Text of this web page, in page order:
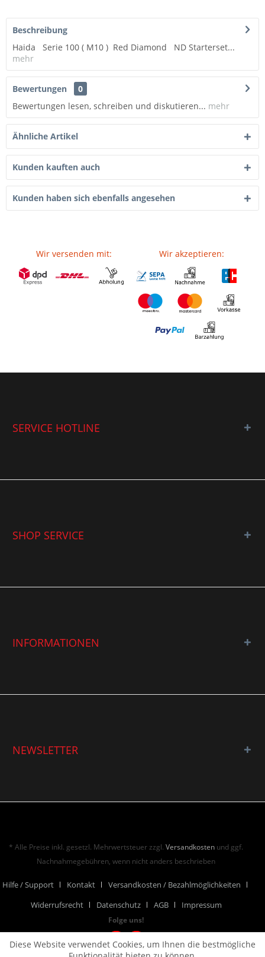
Beschreibung
Haida Serie 100 ( M10 ) Red Diamond ND Starterset...
mehr
Bewertungen
0
Bewertungen lesen, schreiben und diskutieren... mehr
Ähnliche Artikel
Kunden kauften auch
Kunden haben sich ebenfalls angesehen
Wir versenden mit: Wir akzeptieren:
SERVICE HOTLINE
SHOP SERVICE
INFORMATIONEN
NEWSLETTER
* Alle Preise inkl. gesetzl. Mehrwertsteuer zzgl.Versandkosten und ggf.
Nachnahmegebühren, wenn nicht anders beschrieben
Hilfe / Support Kontakt
Versandkosten / Bezahlmöglichkeiten
Widerrufsrecht
Datenschutz AGB Impressum
Folge uns!
Diese Website verwendet Cookies, um Ihnen die bestmögliche